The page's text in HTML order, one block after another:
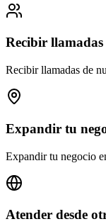
Recibir llamadas
Recibir llamadas de
Expandir tu
Expandir tu negocio
Atender desde